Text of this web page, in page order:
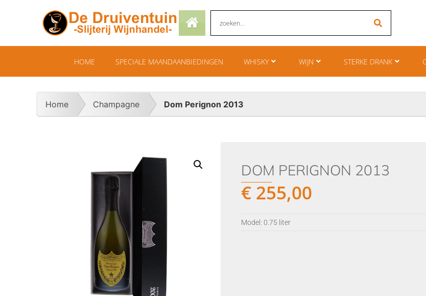
HOME SPECIALE MAANDAANBIEDINGEN WHISKY WIJN STERKE DRANK
Home Champagne Dom Perignon 2013
DOM PERIGNON 2013
€ 255,00
Model: 0.75 liter